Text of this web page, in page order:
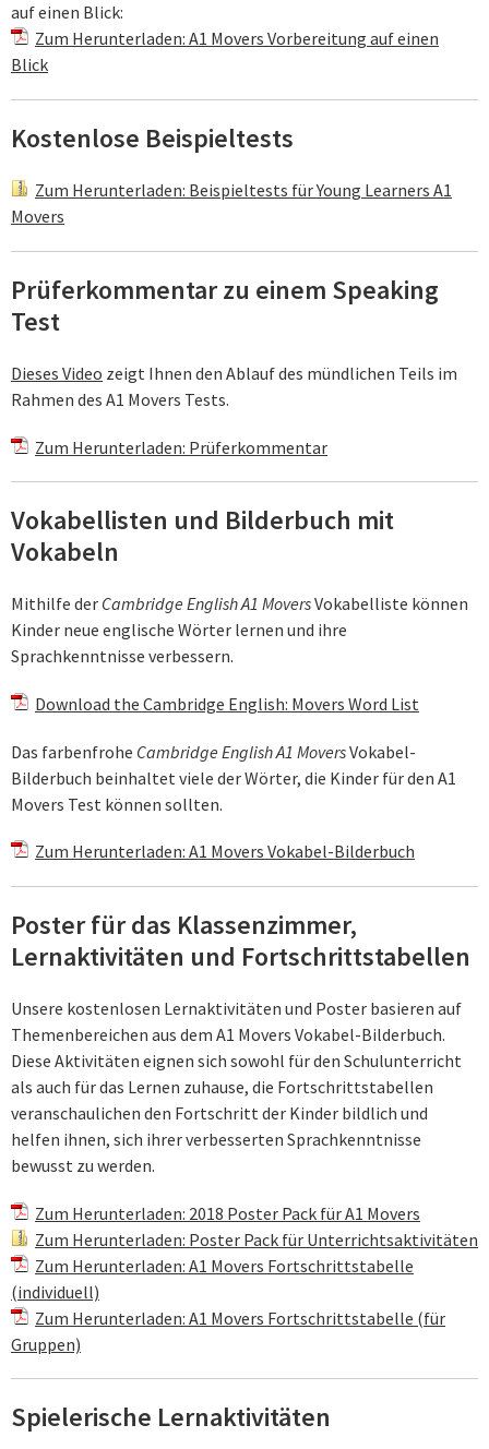
auf einen Blick:
Zum Herunterladen: A1 Movers Vorbereitung auf einen
Blick
Kostenlose Beispieltests
Zum Herunterladen: Beispieltests für Young Learners A1
Movers
Prüferkommentar zu einem Speaking
Test
Dieses Video zeigt Ihnen den Ablauf des mündlichen Teils im
Rahmen des A1 Movers Tests.
Zum Herunterladen: Prüferkommentar
Vokabellisten und Bilderbuch mit
Vokabeln
Mithilfe der Cambridge English A1 MoversVokabelliste können
Kinder neue englische Wörter lernen und ihre
Sprachkenntnisse verbessern.
Download the Cambridge English: Movers Word List
Das farbenfrohe Cambridge English A1 MoversVokabel-
Bilderbuch beinhaltet viele der Wörter, die Kinder für den A1
Movers Test können sollten.
Zum Herunterladen: A1 Movers Vokabel-Bilderbuch
Poster für das Klassenzimmer,
Lernaktivitäten und Fortschrittstabellen
Unsere kostenlosen Lernaktivitäten und Poster basieren auf
Themenbereichen aus dem A1 Movers Vokabel-Bilderbuch.
Diese Aktivitäten eignen sich sowohl für den Schulunterricht
als auch für das Lernen zuhause, die Fortschrittstabellen
veranschaulichen den Fortschritt der Kinder bildlich und
helfen ihnen, sich ihrer verbesserten Sprachkenntnisse
bewusst zu werden.
Zum Herunterladen: 2018 Poster Pack für A1 Movers
Zum Herunterladen: Poster Pack für Unterrichtsaktivitäten
Zum Herunterladen: A1 Movers Fortschrittstabelle
(individuell)
Zum Herunterladen: A1 Movers Fortschrittstabelle (für
Gruppen)
Spielerische Lernaktivitäten